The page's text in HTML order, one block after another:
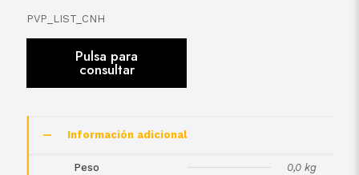
PVP_LIST_CNH
Información adicional
Peso 0,0 kg